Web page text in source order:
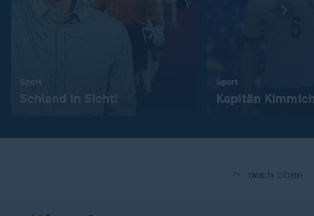
Schland in Sicht!
Sport
Kapitän
nach oben